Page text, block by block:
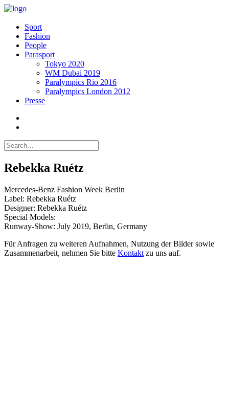
Sport
Fashion
People
Parasport
Tokyo 2020
WM Dubai 2019
Paralympics Rio 2016
Paralympics London 2012
Presse
Rebekka Ruétz
Mercedes-Benz Fashion Week Berlin
Label: Rebekka Ruétz
Designer: Rebekka Ruétz
Special Models:
Runway-Show: July 2019, Berlin, Germany
Für Anfragen zu weiteren Aufnahmen, Nutzung der Bilder sowie
Zusammenarbeit, nehmen Sie bitte Kontakt zu uns auf.